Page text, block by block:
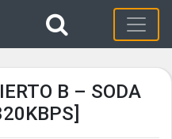
B – SODA